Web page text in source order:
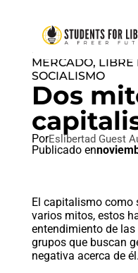
ECONOMÍA DE
MERCADO, LIBRE
SOCIALISMO
Dos
PorEslibertad Guest
Publicado en
El capitalismo como
varios mitos, estos
entendimiento de
grupos que buscan
negativa acerca de él.